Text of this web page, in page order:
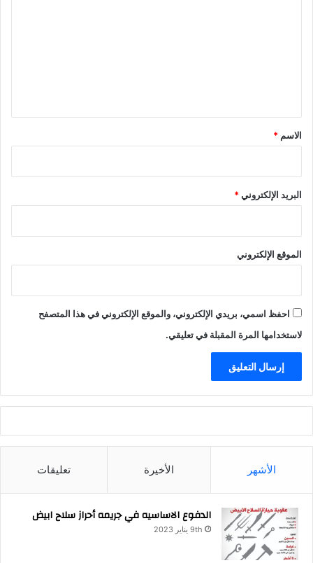
*
الاسم *
البريد الإلكتروني*
الموقع الإلكتروني
احفظ اسمي، بريدي الإلكتروني، والموقع الإلكتروني في هذا المتصفح
لاستخدامها المرة المقبلة في تعليقي.
الأشهر الأخيرة تعليقات
الدفوع الاساسيه في جريمه أحراز سلاح ابيض
9th يناير 2023